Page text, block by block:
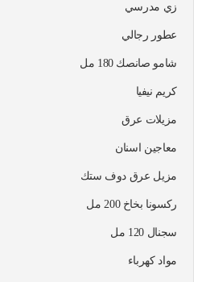
زي مدرسي
عطور رجالي
شامو صانصك 180 مل
كريم نيفيا
مزيلات عرق
معاجين اسنان
مزيل عرق دوف ستك
ركسونا بخاخ 200 مل
سجنال 120 مل
مواد كهرباء